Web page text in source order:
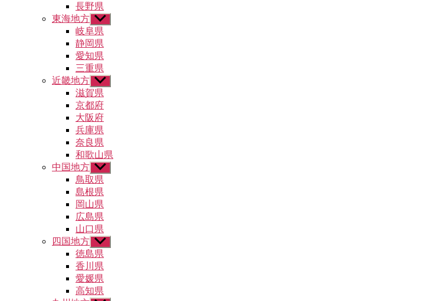
示
ュ
ー
を
表
長野県
東海地方 サ
ブ
メ
ニ
ュ
ー
を
表
示
岐阜県
静岡県
愛知県
三重県
近畿地方 サ
ブ
メ
ニ
ュ
ー
を
表
示
滋賀県
京都府
大阪府
兵庫県
奈良県
和歌山県
中国地方 サ
ブ
メ
ニ
ュ
ー
を
表
示
鳥取県
島根県
岡山県
広島県
山口県
四国地方 サ
ブ
メ
ニ
ュ
ー
徳島県
香川県
愛媛県
高知県